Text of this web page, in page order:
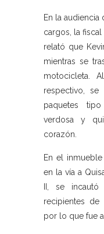
En la
cargos, la
relató que
mientras se
motocicleta.
respectivo,
paquetes
verdosa y
corazón.
En el
en la vía a
II, se
recipientes de
por lo que fue